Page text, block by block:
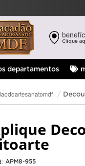
Clique
departamentos
APM8-955